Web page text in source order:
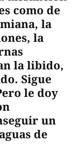
como de
la
la
la libido,
Sigue
le doy
un
de